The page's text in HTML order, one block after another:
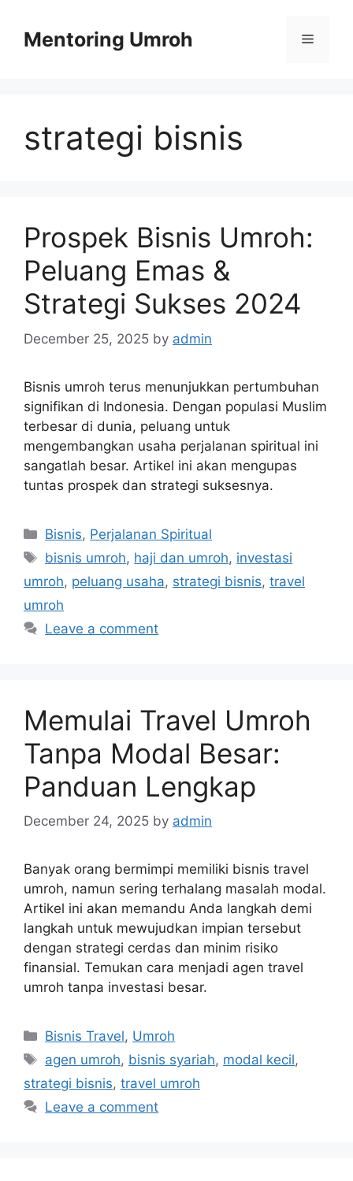
contentMentoring Umroh Menu
strategi bisnis
Prospek Bisnis Umroh:
Peluang Emas &
Strategi Sukses 2024
December 25, 2025 by admin
Bisnis umroh terus menunjukkan pertumbuhan
signifikan di Indonesia. Dengan populasi Muslim
terbesar di dunia, peluang untuk
mengembangkan usaha perjalanan spiritual ini
sangatlah besar. Artikel ini akan mengupas
tuntas prospek dan strategi suksesnya.
Categories
Bisnis, Perjalanan Spiritual
Tags
bisnis umroh, haji dan umroh, investasi
umroh, peluang usaha, strategi bisnis, travel
umroh
Leave a comment
Memulai Travel Umroh
Tanpa Modal Besar:
Panduan Lengkap
December 24, 2025 by admin
Banyak orang bermimpi memiliki bisnis travel
umroh, namun sering terhalang masalah modal.
Artikel ini akan memandu Anda langkah demi
langkah untuk mewujudkan impian tersebut
dengan strategi cerdas dan minim risiko
finansial. Temukan cara menjadi agen travel
umroh tanpa investasi besar.
Categories
Bisnis Travel, Umroh
Tags
agen umroh, bisnis syariah, modal kecil,
strategi bisnis, travel umroh
Leave a comment